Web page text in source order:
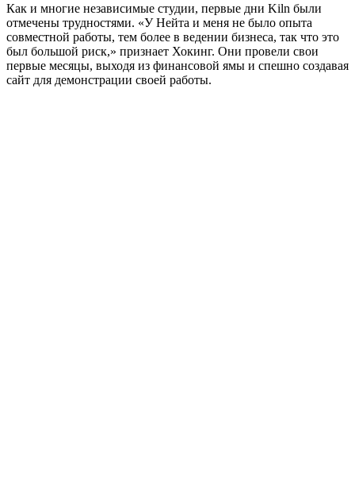
Как и многие независимые студии, первые дни Kiln были
отмечены трудностями. «У Нейта и меня не было опыта
совместной работы, тем более в ведении бизнеса, так что это
был большой риск,» признает Хокинг. Они провели свои
первые месяцы, выходя из финансовой ямы и спешно создавая
сайт для демонстрации своей работы.